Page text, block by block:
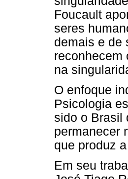
Foucault
seres
demais e de
reconhecem
na
O enfoque
Psicologia
sido o Brasil
permanecer
que produz
Em seu